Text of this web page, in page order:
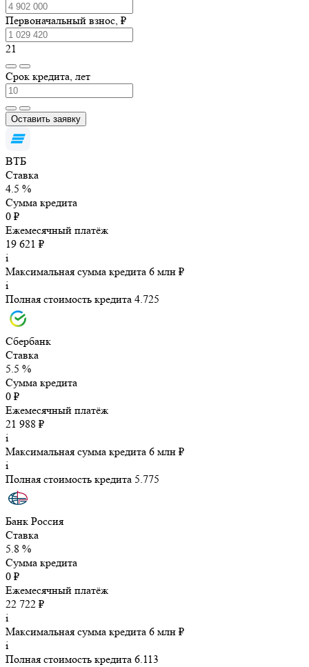
Первоначальный взнос, ₽
21
Срок кредита, лет
Оставить заявку
ВТБ
Ставка
4.5 %
Сумма кредита
0 ₽
Ежемесячный платёж
19 621 ₽
i
Максимальная сумма кредита 6 млн ₽
i
Полная стоимость кредита 4.725
Сбербанк
Ставка
5.5 %
Сумма кредита
0 ₽
Ежемесячный платёж
21 988 ₽
i
Максимальная сумма кредита 6 млн ₽
i
Полная стоимость кредита 5.775
Банк Россия
Ставка
5.8 %
Сумма кредита
0 ₽
Ежемесячный платёж
22 722 ₽
i
Максимальная сумма кредита 6 млн ₽
i
Полная стоимость кредита 6.113